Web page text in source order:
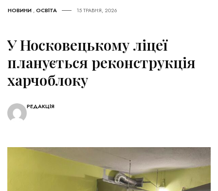
НОВИНИ ,ОСВІТА 15 ТРАВНЯ, 2026
У Носковецькому ліцеї
планується реконструкція
харчоблоку
РЕДАКЦІЯ